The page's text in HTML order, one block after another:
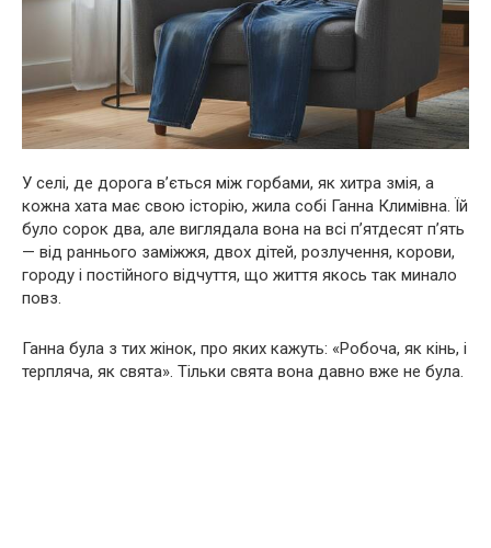
У селі, де дорога в’ється між горбами, як хитра змія, а
кожна хата має свою історію, жила собі Ганна Климівна. Їй
було сорок два, але виглядала вона на всі п’ятдесят п’ять
— від раннього заміжжя, двох дітей, розлучення, корови,
городу і постійного відчуття, що життя якось так минало
повз.
Ганна була з тих жінок, про яких кажуть: «Робоча, як кінь, і
терпляча, як свята». Тільки свята вона давно вже не була.